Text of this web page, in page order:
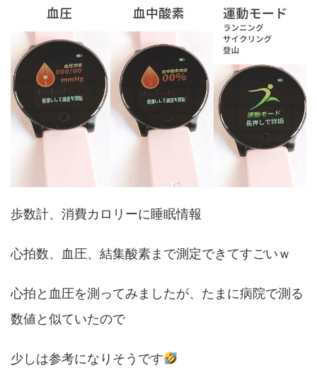
歩数計、消費カロリーに睡眠情報
心拍数、血圧、結集酸素まで測定できてすごいｗ
心拍と血圧を測ってみましたが、たまに病院で測る
数値と似ていたので
少しは参考になりそうです